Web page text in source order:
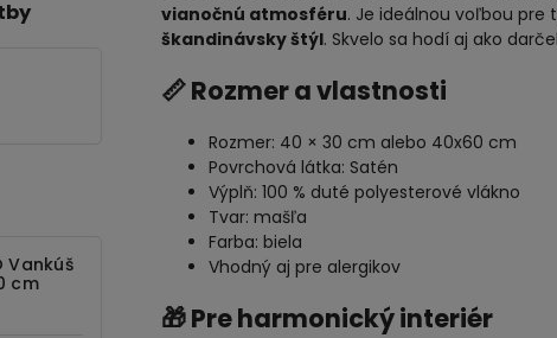
Vankúš
cm
vianočnú atmosféru. Je ideálnou voľbou pre
škandinávsky štýl. Skvelo sa hodí aj ako
📏 Rozmer a vlastnosti
Rozmer: 40 × 30 cm alebo 40x60 cm
Povrchová látka: Satén
Výplň: 100 % duté polyesterové vlákno
Tvar: mašľa
Farba: biela
Vhodný aj pre alergikov
🎁 Pre harmonický interiér